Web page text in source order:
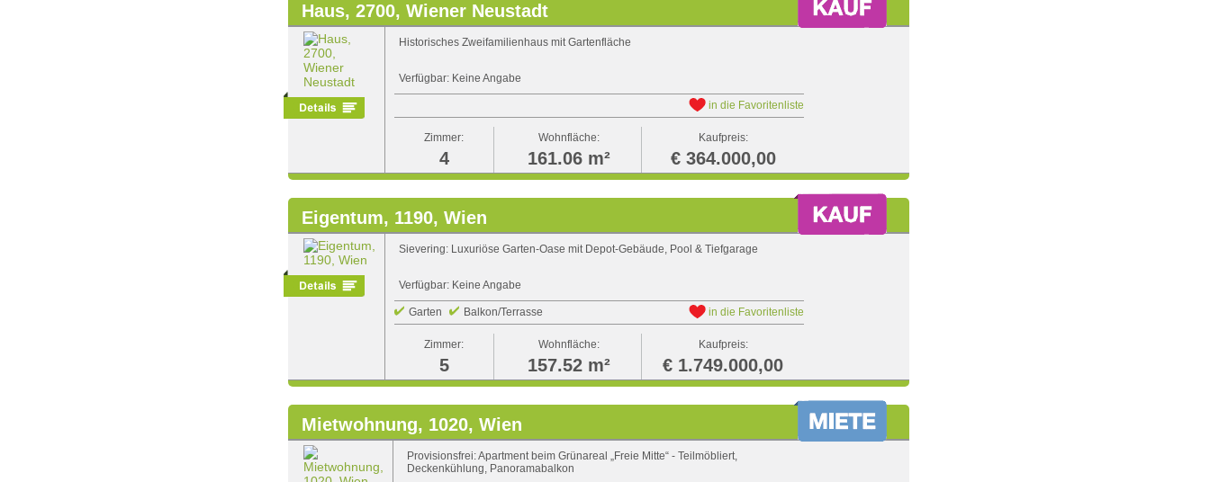
Haus, 2700, Wiener Neustadt
Historisches Zweifamilienhaus mit Gartenfläche
Verfügbar: Keine Angabe
in die Favoritenliste
Zimmer:
4
Wohnfläche:
161.06 m²
Kaufpreis:
€ 364.000,00
Eigentum, 1190, Wien
Sievering: Luxuriöse Garten-Oase mit Depot-Gebäude, Pool & Tiefgarage
Verfügbar: Keine Angabe
Garten Balkon/Terrasse in die Favoritenliste
Zimmer:
5
Wohnfläche:
157.52 m²
Kaufpreis:
€ 1.749.000,00
Mietwohnung, 1020, Wien
Provisionsfrei: Apartment beim Grünareal „Freie Mitte“ - Teilmöbliert,
Deckenkühlung, Panoramabalkon